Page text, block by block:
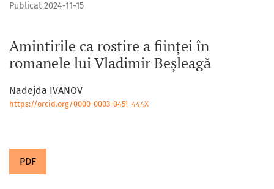
Amintirile ca rostire a ființei în
romanele lui Vladimir Beșleagă
Publicat 2024-11-15
Nadejda IVANOV
https://orcid.org/0000-0003-0451-444X
PDF